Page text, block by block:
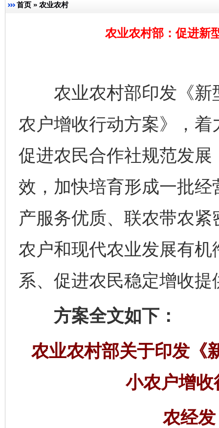
首页 » 农业农村
农业农村部：促进新
农业农村部印发《新
农户增收行动方案》，
促进农民合作社规范发
效，加快培育形成一批
产服务优质、联农带农
农户和现代农业发展有
系、促进农民稳定增收提
方案全文如下：
农业农村部关于印发《
小农户增
农经